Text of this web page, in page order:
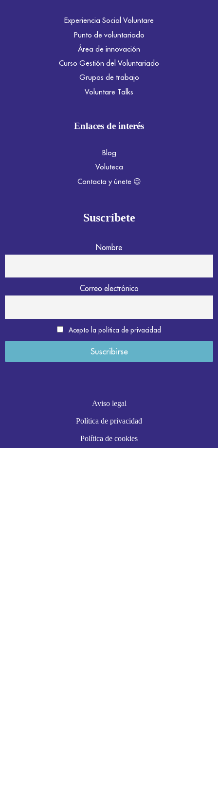
Experiencia Social Voluntare
Punto de voluntariado
Área de innovación
Curso Gestión del Voluntariado
Grupos de trabajo
Voluntare Talks
Enlaces de interés
Blog
Voluteca
Contacta y únete 😉
Suscríbete
Nombre
Correo electrónico
Acepto la política de privacidad
Aviso legal
Política de privacidad
Política de cookies